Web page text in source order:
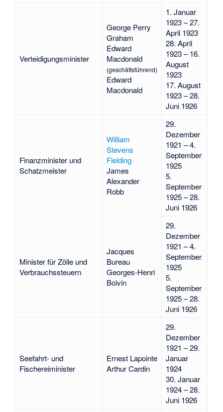
Verteidigungsminister
George Perry
Graham
Edward
Macdonald
(geschäftsführend)
Edward
Macdonald
1. Januar
1923 – 27.
April 1923
28. April
1923 – 16.
August
1923
17. August
1923 – 28.
Juni 1926
Finanzminister und
Schatzmeister
William
Stevens
Fielding
James
Alexander
Robb
29.
Dezember
1921 – 4.
September
1925
5.
September
1925 – 28.
Juni 1926
Minister für Zölle und
Verbrauchssteuern
Jacques
Bureau
Georges-Henri
Boivin
29.
Dezember
1921 – 4.
September
1925
5.
September
1925 – 28.
Juni 1926
Seefahrt- und
Fischereiminister
Ernest Lapointe
Arthur Cardin
29.
Dezember
1921 – 29.
Januar
1924
30. Januar
1924 – 28.
Juni 1926